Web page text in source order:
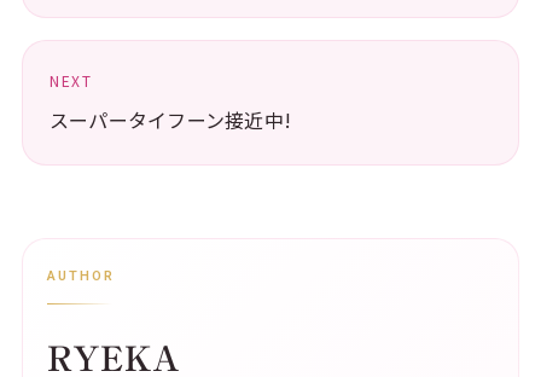
NEXT
スーパータイフーン接近中!
AUTHOR
RYEKA